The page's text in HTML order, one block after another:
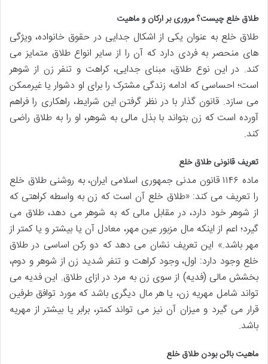
طلاق خلع چیست؟ مروری بر ارکان و ماهیت
طلاق خلع به عنوان یکی از اشکال جدایی در حقوق خانواده، ویژگی
های منحصر به فردی دارد که آن را از سایر انواع طلاق متمایز می
کند. در این نوع طلاق، مبنای جدایی، کراهت و تنفر زن از شوهر
است؛ احساسی که ادامه زندگی مشترک را برای او دشوار یا غیرممکن
می سازد. قانون گذار با در نظر گرفتن این شرایط، راهکاری را فراهم
آورده است که زن بتواند با بذل مالی به شوهر، او را به طلاق راضی
کند.
تعریف قانونی طلاق خلع
ماده ۱۱۴۶ قانون مدنی جمهوری اسلامی ایران، به روشنی طلاق خلع
را تعریف می کند: «طلاق خلع آن است که زن به واسطه کراهتی که
از شوهر خود دارد، در مقابل مالی که به شوهر می دهد، طلاق می
گیرد؛ اعم از اینکه مال مزبور عین مهر، معادل آن یا بیشتر و یا کمتر از
مهر باشد.» این تعریف نشان می دهد که دو رکن اساسی در طلاق
خلع وجود دارد: اول، وجود کراهت و تنفر شدید زن از شوهر و دوم،
بخشش مالی (فدیه) از سوی زن به مرد در ازای طلاق. این فدیه می
تواند شامل مهریه زن، یا هر مال دیگری باشد که مورد توافق طرفین
قرار می گیرد و میزان آن نیز می تواند کمتر، برابر یا بیشتر از مهریه
باشد.
ماهیت بائن بودن طلاق خلع